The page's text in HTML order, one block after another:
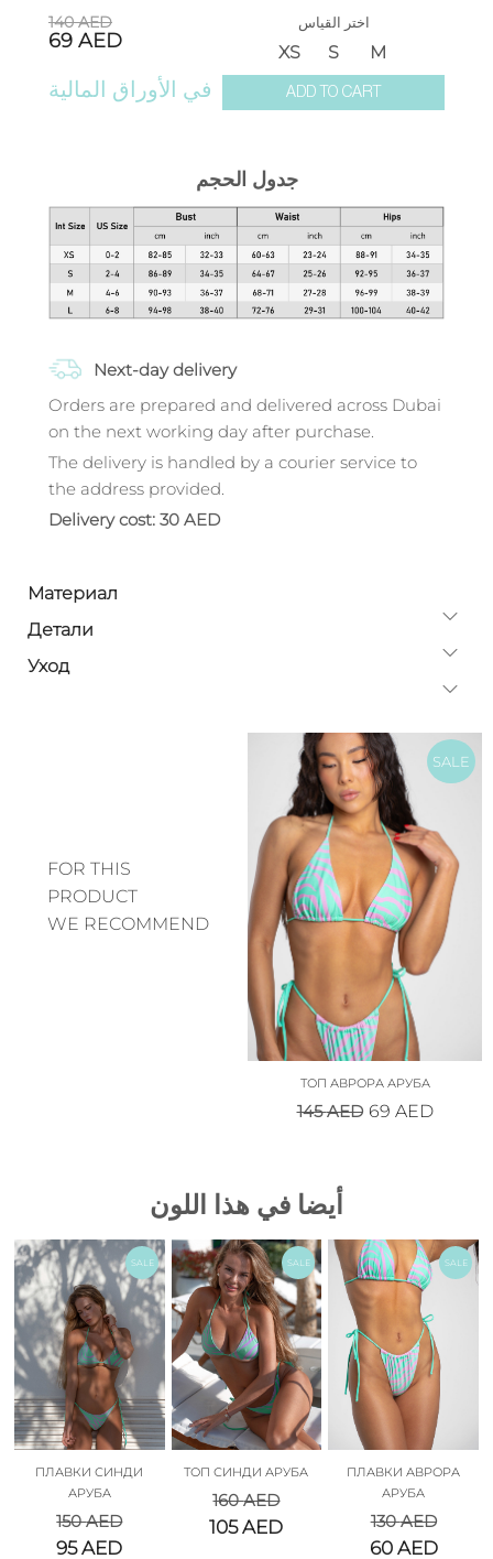
140AED
69 AED
في الأوراق المالية
اختر القياس
M
S
XS
ADD TO CART
جدول الحجم
Next-day delivery
Orders are prepared and delivered across Dubai
on the next working day after purchase.
The delivery is handled by a courier service to
the address provided.
Delivery cost: 30 AED
Материал
Детали
Уход
FOR THIS
PRODUCT
WE RECOMMEND
SALE
ТОП АВРОРА АРУБА
145AED 69 AED
أيضا في هذا اللون
SALE
ПЛАВКИ СИНДИ
АРУБА
150AED
95AED
SALE
ТОП СИНДИ АРУБА
160AED
105AED
SALE
ПЛАВКИ АВРОРА
АРУБА
130AED
60 AED